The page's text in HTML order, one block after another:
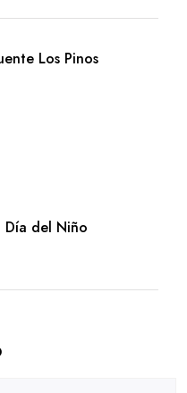
Los Pinos
Día del Niño